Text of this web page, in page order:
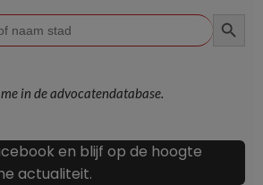
in de advocatendatabase.
en blijf op de hoogte
actualiteit.